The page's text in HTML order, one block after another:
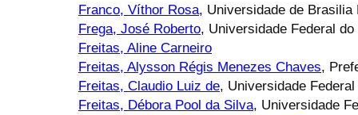
Franco, Víthor Rosa, Universidade de Brasilia
Frega, José Roberto, Universidade Federal
Freitas, Aline Carneiro
Freitas, Alysson Régis Menezes Chaves,
Freitas, Claudio Luiz de, Universidade
Freitas, Débora Pool da Silva, Universidade